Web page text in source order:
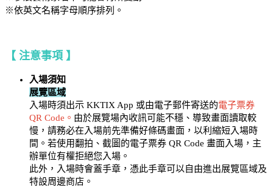
※依英文名稱字母順序排列。
【 注意事項 】
入場須知
展覽區域
入場時須出示 KKTIX App 或由電子郵件寄送的電子票券
QR Code。 由於展覽場內收訊可能不穩、導致畫面讀取較
慢，請務必在入場前先準備好條碼畫面，以利縮短入場時
間。若使用翻拍、截圖的電子票券 QR Code 畫面入場，主
辦單位有權拒絕您入場。
此外，入場時會蓋手章，憑此手章可以自由進出展覽區域及
特設周邊商店。